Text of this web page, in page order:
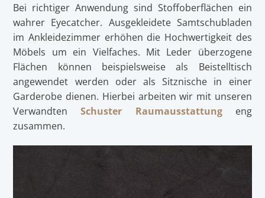
Bei richtiger Anwendung sind Stoffoberflächen ein
wahrer Eyecatcher. Ausgekleidete Samtschubladen
im Ankleidezimmer erhöhen die Hochwertigkeit des
Möbels um ein Vielfaches. Mit Leder überzogene
Flächen können beispielsweise als Beistelltisch
angewendet werden oder als Sitznische in einer
Garderobe dienen. Hierbei arbeiten wir mit unseren
VerwandtenSchuster Raumausstattungeng
zusammen.